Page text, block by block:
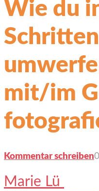
Wie du
Schritten
mit/im
Kommentar schreiben
Marie Lü